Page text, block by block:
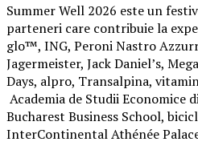
Summer Well 2026 este un
parteneri care contribuie la
glo™, ING, Peroni Nastro
Jagermeister, Jack Daniel’s,
Days, alpro, Transalpina,
Academia de Studii Economice
Bucharest Business School,
InterContinental Athénée